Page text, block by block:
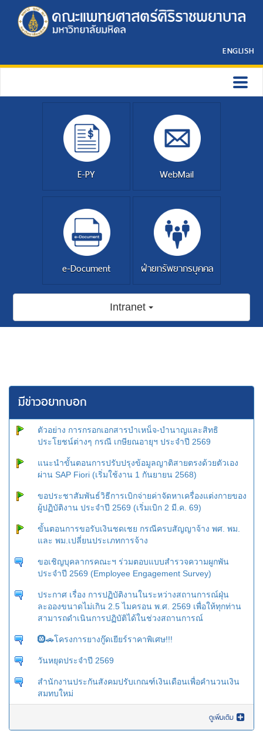
ENGLISH
E-PY WebMail
e-Document ฝ่ายทรัพยากรบุคคล
Intranet
มีข่าวอยากบอก
ตัวอย่าง การกรอกเอกสารบำเหน็จ-บำนาญและสิทธิ
ประโยชน์ต่างๆ กรณี เกษียณอายุฯ ประจำปี 2569
แนะนำขั้นตอนการปรับปรุงข้อมูลญาติสายตรงด้วยตัวเอง
ผ่าน SAP Fiori (เริ่มใช้งาน 1 กันยายน 2568)
ขอประชาสัมพันธ์วิธีการเบิกจ่ายค่าจัดหาเครื่องแต่งกายของ
ผู้ปฏิบัติงาน ประจำปี 2569 (เริ่มเบิก 2 มี.ค. 69)
ขั้นตอนการขอรับเงินชดเชย กรณีครบสัญญาจ้าง พศ. พม.
และ พม.เปลี่ยนประเภทการจ้าง
ขอเชิญบุคลากรคณะฯ ร่วมตอบแบบสำรวจความผูกพัน
ประจำปี 2569 (Employee Engagement Survey)
ประกาศ เรื่อง การปฏิบัติงานในระหว่างสถานการณ์ฝุ่น
ละอองขนาดไม่เกิน 2.5 ไมครอน พ.ศ. 2569 เพื่อให้ทุกท่าน
สามารถดำเนินการปฏิบัติได้ในช่วงสถานการณ์
🛞🚗โครงการยางกู๊ดเยียร์ราคาพิเศษ!!!
วันหยุดประจำปี 2569
สำนักงานประกันสังคมปรับเกณฑ์เงินเดือนเพื่อคำนวนเงิน
สมทบใหม่
ดูเพิ่มเติม